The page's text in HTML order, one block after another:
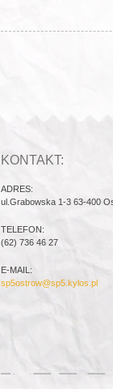
KONTAKT:
ADRES:
ul.Grabowska 1-3 63-400
TELEFON:
(62) 736 46 27
E-MAIL:
sp5ostrow@sp5.kylos.pl